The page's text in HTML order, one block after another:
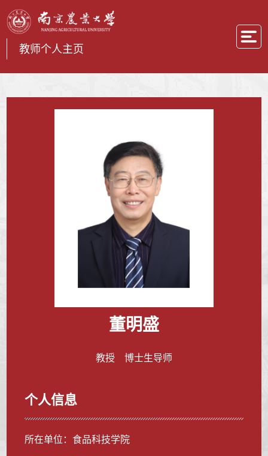
教师个人主页
董明盛
教授 博士生导师
个人信息
所在单位：食品科技学院